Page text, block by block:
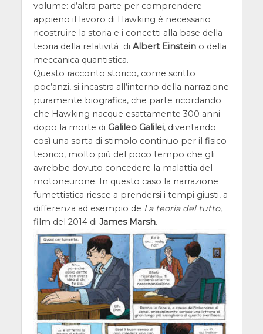
volume: d’altra parte per comprendere
appieno il lavoro di Hawking è necessario
ricostruire la storia e i concetti alla base della
teoria della relatività di Albert Einsteino della
meccanica quantistica.
Questo racconto storico, come scritto
poc’anzi, si incastra all’interno della narrazione
puramente biografica, che parte ricordando
che Hawking nacque esattamente 300 anni
dopo la morte di Galileo Galilei, diventando
così una sorta di stimolo continuo per il fisico
teorico, molto più del poco tempo che gli
avrebbe dovuto concedere la malattia del
motoneurone. In questo caso la narrazione
fumettistica riesce a prendersi i tempi giusti, a
differenza ad esempio de La teoria del tutto,
film del 2014 di James Marsh.